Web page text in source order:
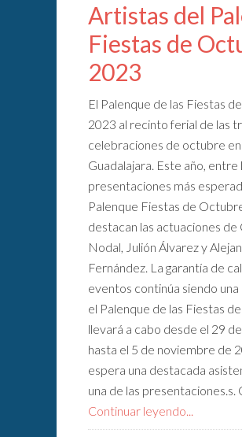
Artistas del
Fiestas de
2023
El Palenque de las Fiestas
2023 al recinto ferial de las
celebraciones de octubre en
Guadalajara. Este año, entre
presentaciones más
Palenque Fiestas de
destacan las actuaciones de
Nodal, Julión Álvarez y
Fernández. La garantía de
eventos continúa siendo
el Palenque de las Fiestas
llevará a cabo desde el 29
hasta el 5 de noviembre de
espera una destacada
una de las presentaciones.s.
Continuar leyendo...